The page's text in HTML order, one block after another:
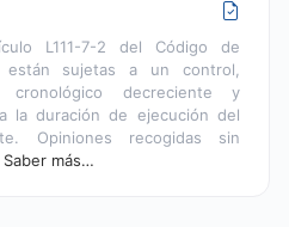
L111-7-2 del Código de
están sujetas a un control,
cronológico decreciente y
la duración de ejecución del
Opiniones recogidas sin
Saber más…